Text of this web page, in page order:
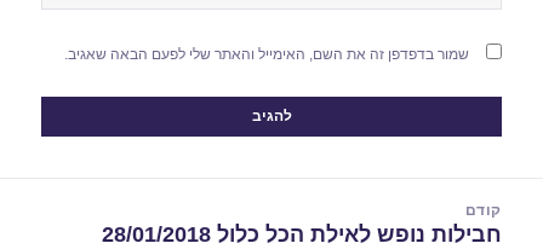
שמור בדפדפן זה את השם, האימייל והאתר שלי לפעם הבאה שאגיב.
קודם
הפוסט
חבילות נופש לאילת הכל כלול 28/01/2018